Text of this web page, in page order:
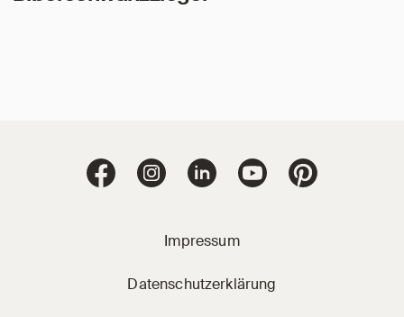
Jacobi Dachziegel
Jacobi Dachziegel auf Facebook
Jacobi Dachziegel auf Instagram
Jacobi Dachziegel auf
Jacobi Dachziegel
Jacobi
Impressum
Datenschutzerklärung